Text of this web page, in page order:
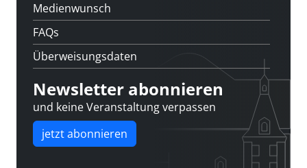
Medienwunsch
FAQs
Überweisungsdaten
Newsletter abonnieren
und keine Veranstaltung verpassen
jetzt abonnieren